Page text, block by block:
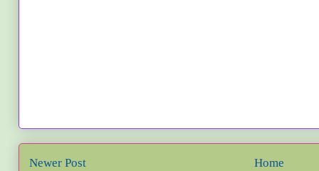
Newer Post Home